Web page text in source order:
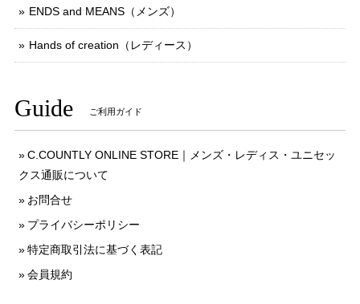
ENDS and MEANS（メンズ）
Hands of creation（レディース）
Guide ご利用ガイド
C.COUNTLY ONLINE STORE｜メンズ・レディス・ユニセッ
クス通販について
お問合せ
プライバシーポリシー
特定商取引法に基づく表記
会員規約